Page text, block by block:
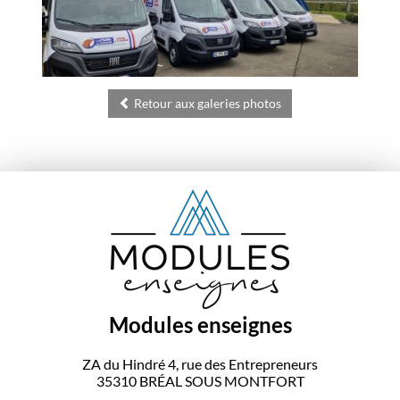
Retour aux galeries photos
Modules enseignes
ZA du Hindré 4, rue des Entrepreneurs
35310 BRÉAL SOUS MONTFORT